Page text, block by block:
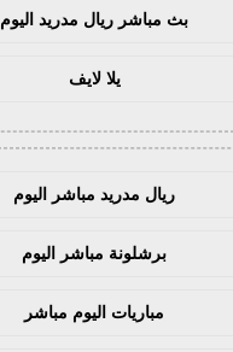
بث مباشر ريال مدريد اليوم
يلا لايف
ريال مدريد مباشر اليوم
برشلونة مباشر اليوم
مباريات اليوم مباشر